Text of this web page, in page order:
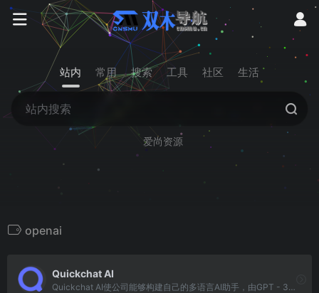
站内 常用 搜索 工具 社区 生活
爱尚资源
openai
Quickchat AI
Quickchat AI使公司能够构建自己的多语言AI助手，由GPT - 3等生成式AI模型提供支持。